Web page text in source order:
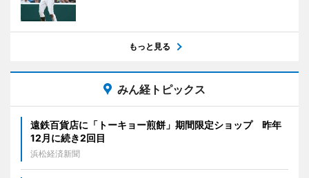
もっと見る
みん経トピックス
遠鉄百貨店に「トーキョー煎餅」期間限定ショップ 昨年
12月に続き2回目
浜松経済新聞